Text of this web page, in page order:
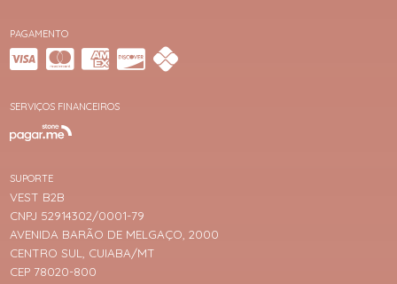
PAGAMENTO
SERVIÇOS FINANCEIROS
SUPORTE
VEST B2B
CNPJ 52914302/0001-79
AVENIDA BARÃO DE MELGAÇO, 2000
CENTRO SUL, CUIABA/MT
CEP 78020-800